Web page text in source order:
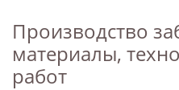
Производство
материалы,
работ